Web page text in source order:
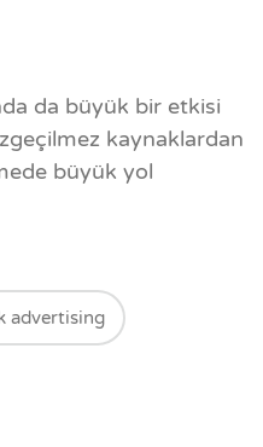
da büyük bir etkisi
kaynaklardan
büyük yol
advertising